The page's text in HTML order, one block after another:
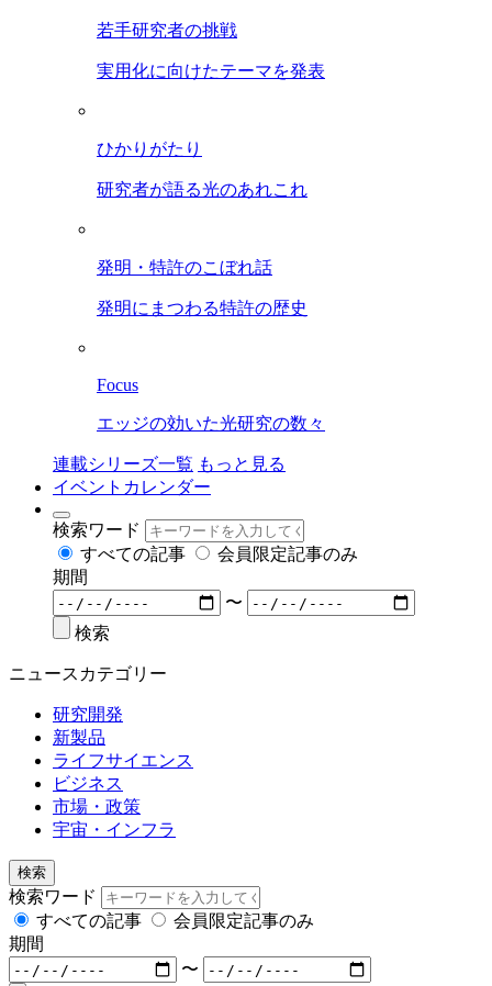
若手研究者の挑戦
実用化に向けたテーマを発表
ひかりがたり
研究者が語る光のあれこれ
発明・特許のこぼれ話
発明にまつわる特許の歴史
Focus
エッジの効いた光研究の数々
連載シリーズ一覧 もっと見る
イベントカレンダー
検索ワード
すべての記事
会員限定記事のみ
期間
〜
検索
ニュースカテゴリー
研究開発
新製品
ライフサイエンス
ビジネス
市場・政策
宇宙・インフラ
検索
検索ワード
すべての記事
会員限定記事のみ
期間
〜